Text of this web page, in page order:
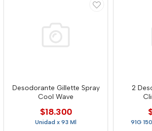
Desodorante Gillette Spray
Cool Wave
$18.300
Unidad x 93 Ml
2
91G